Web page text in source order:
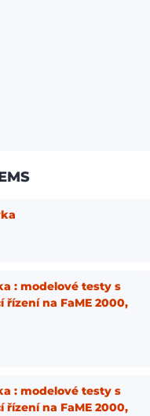
: modelové testy s
na FaME 2000,
: modelové testy s
na FaME 2000,